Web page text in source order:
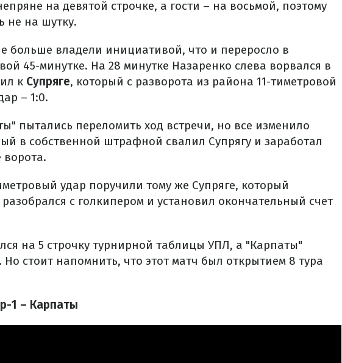
на девятой строчке, а гости – на восьмой, поэтому
не на шутку.
больше владели инициативой, что и переросло в
45-минутке. На 28 минутке Назаренко слева ворвался в
к Супряге, который с разворота из района 11-тиметровой
– 1:0.
пытались переломить ход встречи, но все изменило
в собственной штрафной свалил Супрягу и заработал
ворота.
удар поручили тому же Супряге, который
с голкипером и установил окончательный счет
на 5 строчку турнирной таблицы УПЛ, а "Карпаты"
Но стоит напомнить, что этот матч был открытием 8 тура
1 – Карпаты